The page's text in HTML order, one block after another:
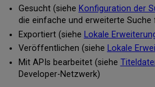
Gesucht (siehe Konfiguration der
die einfache und erweiterte Suche
Exportiert (siehe Lokale
Veröffentlichen (siehe Lokale
Mit APIs bearbeitet (siehe
Developer-Netzwerk)